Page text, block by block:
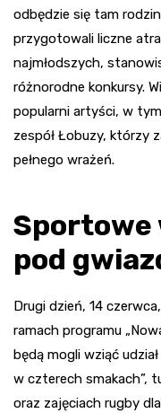
odbędzie się tam
przygotowali liczne
najmłodszych,
różnorodne konkursy.
popularni artyści, w
zespół Łobuzy, którzy
pełnego wrażeń.
Sportowe
pod
Drugi dzień, 14
ramach programu
będą mogli wziąć
w czterech smakach”,
oraz zajęciach rugby